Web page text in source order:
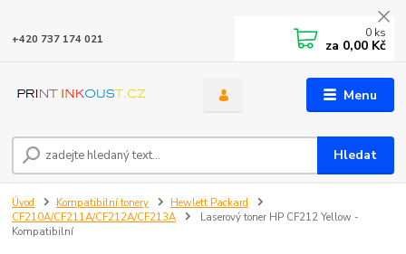
Menu
Hledat
+420 737 174 021 0 ks
za 0,00 Kč
Úvod Kompatibilní tonery
Hewlett Packard
CF210A/CF211A/CF212A/CF213A
Laserový toner HP CF212 Yellow -
Kompatibilní